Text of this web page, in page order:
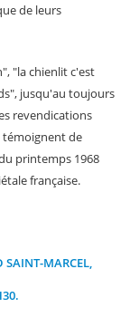
de leurs
"la chienlit c'est
jusqu'au toujours
revendications
témoignent de
printemps 1968
française.
SAINT-MARCEL,